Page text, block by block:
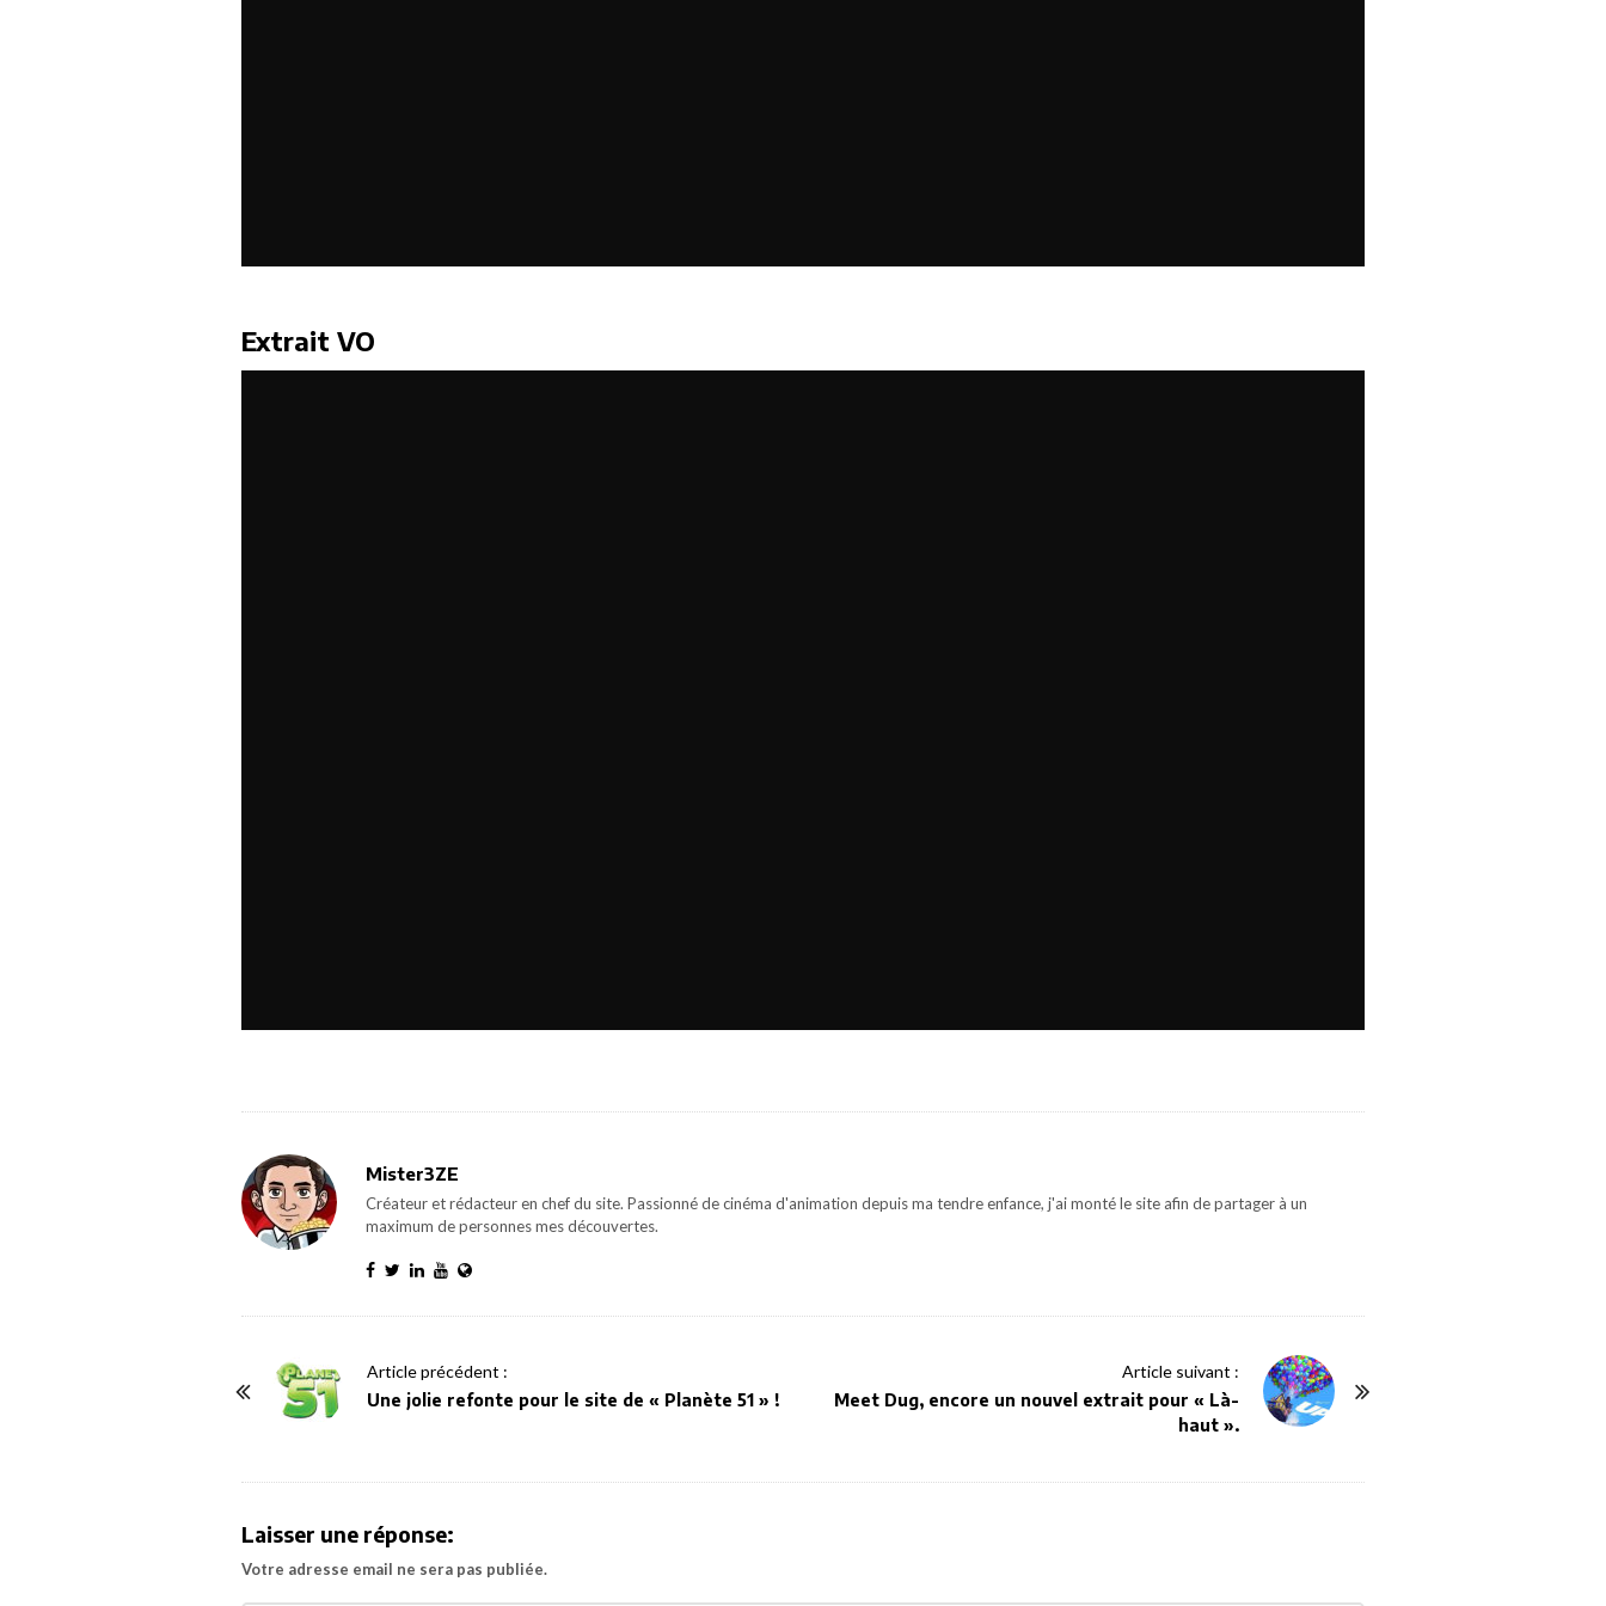
Extrait VO
Mister3ZE
Créateur et rédacteur en chef du site. Passionné de cinéma d'animation depuis ma tendre enfance, j'ai monté le site afin de partager à un
maximum de personnes mes découvertes.
Article précédent :
Une jolie refonte pour le site de « Planète 51 » !
Article suivant :
Meet Dug, encore un nouvel extrait pour « Là-
haut ».
Laisser une réponse:
Votre adresse email ne sera pas publiée.